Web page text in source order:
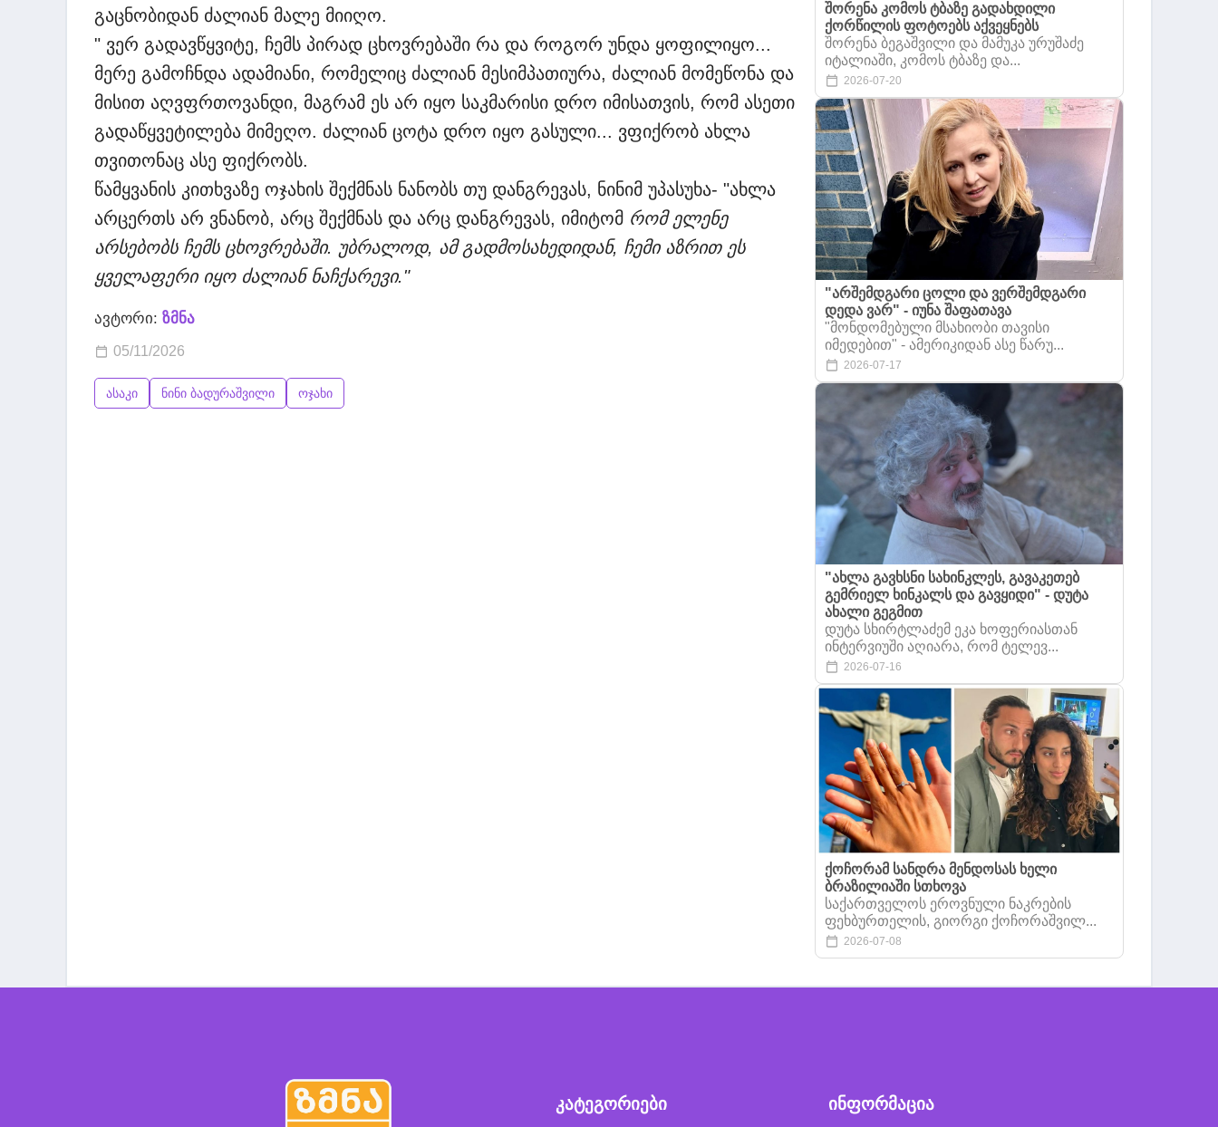
გაცნობიდან ძალიან მალე მიიღო.
" ვერ გადავწყვიტე, ჩემს პირად ცხოვრებაში რა და როგორ უნდა ყოფილიყო...
მერე გამოჩნდა ადამიანი, რომელიც ძალიან მესიმპათიურა, ძალიან მომეწონა და
მისით აღვფრთოვანდი, მაგრამ ეს არ იყო საკმარისი დრო იმისათვის, რომ ასეთი
გადაწყვეტილება მიმეღო. ძალიან ცოტა დრო იყო გასული... ვფიქრობ ახლა
თვითონაც ასე ფიქრობს.
წამყვანის კითხვაზე ოჯახის შექმნას ნანობს თუ დანგრევას, ნინიმ უპასუხა- "ახლა
არცერთს არ ვნანობ, არც შექმნას და არც დანგრევას, იმიტომ რომ ელენე
არსებობს ჩემს ცხოვრებაში. უბრალოდ, ამ გადმოსახედიდან, ჩემი აზრით ეს
ყველაფერი იყო ძალიან ნაჩქარევი."
ავტორი: ზმნა
05/11/2026
ასაკი ნინი ბადურაშვილი ოჯახი
შორენა კომოს ტბაზე გადახდილი
ქორწილის ფოტოებს აქვეყნებს
შორენა ბეგაშვილი და მამუკა ურუშაძე
იტალიაში, კომოს ტბაზე და...
2026-07-20
"არშემდგარი ცოლი და ვერშემდგარი
დედა ვარ" - იუნა შაფათავა
"მონდომებული მსახიობი თავისი
იმედებით" - ამერიკიდან ასე წარუ...
2026-07-17
"ახლა გავხსნი სახინკლეს, გავაკეთებ
გემრიელ ხინკალს და გავყიდი" - დუტა
ახალი გეგმით
დუტა სხირტლაძემ ეკა ხოფერიასთან
ინტერვიუში აღიარა, რომ ტელევ...
2026-07-16
ქოჩორამ სანდრა მენდოსას ხელი
ბრაზილიაში სთხოვა
საქართველოს ეროვნული ნაკრების
ფეხბურთელის, გიორგი ქოჩორაშვილ...
2026-07-08
კატეგორიები ინფორმაცია